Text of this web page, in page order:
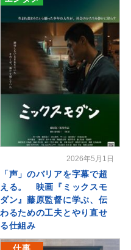
2026年5月1日
「声」のバリアを字幕で超
える。 映画『ミックスモ
ダン』藤原監督に学ぶ、伝
わるための工夫とやり直せ
る仕組み
仕事